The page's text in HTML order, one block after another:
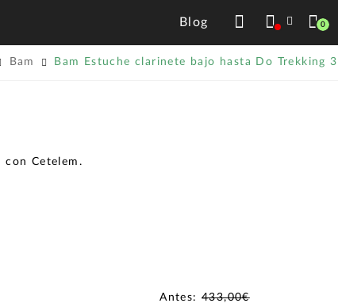
Blog 0
Bam Bam Estuche clarinete bajo hasta Do Trekking
con Cetelem.
Antes: 433,00€